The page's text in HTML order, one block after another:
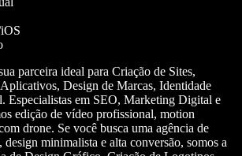
parceira ideal para Criação de Sites,
Design de Marcas, Identidade
Especialistas em SEO, Marketing Digital e
edição de vídeo profissional, motion
drone. Se você busca uma agência de
minimalista e alta conversão, somos a